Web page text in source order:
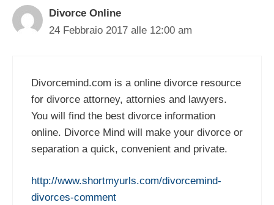
Divorce Online
24 Febbraio 2017 alle 12:00 am
Divorcemind.com is a online divorce resource
for divorce attorney, attornies and lawyers.
You will find the best divorce information
online. Divorce Mind will make your divorce or
separation a quick, convenient and private.
http://www.shortmyurls.com/divorcemind-
divorces-comment